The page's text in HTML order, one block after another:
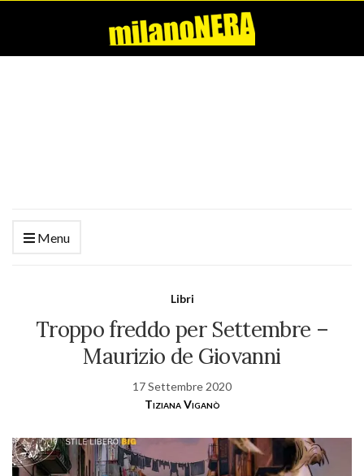
Menu
Libri
Troppo freddo per Settembre –
Maurizio de Giovanni
17 Settembre 2020
Tiziana Viganò